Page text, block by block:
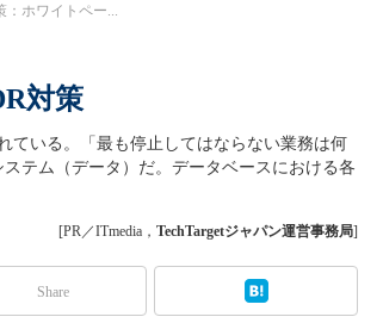
：ホワイトペー...
対策
ている。「最も停止してはならない業務は何
テム（データ）だ。データベースにおける各
[PR／ITmedia， TechTargetジャパン運営事務局]
Share